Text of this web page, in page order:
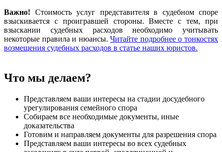
Важно! Стоимость услуг представителя в судебном споре
взыскивается с проигравшей стороны. Вместе с тем, при
взыскании судебных расходов необходимо учитывать
некоторые правила и нюансы.Читайте подробнее о тонкостях
возмещения судебных расходов в статье наших юристов.
Что мы делаем?
Представляем ваши интересы на стадии досудебного
урегулирования семейного спора
Собираем все необходимые документы, иные
доказательства
Готовим и направляем документы для разрешения спора
Представляем ваши интересы во всех судебных